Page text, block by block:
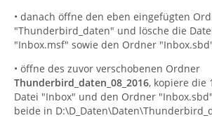
• danach öffne den eben eingefügten
"Thunderbird_daten" und lösche die
"Inbox.msf" sowie den Ordner
• öffne des zuvor verschobenen Ordner
Thunderbird_daten _08_2016, kopiere die
Datei "Inbox" und den Ordner
beide in